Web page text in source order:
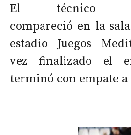
El técnico
compareció en la
estadio Juegos
vez finalizado el
terminó con empate a